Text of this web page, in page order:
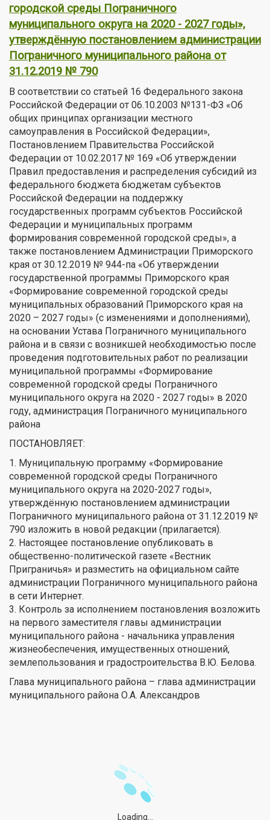
городской среды Пограничного
муниципального округа на 2020 - 2027 годы»,
утверждённую постановлением администрации
Пограничного муниципального района от
31.12.2019 № 790
В соответствии со статьей 16 Федерального закона
Российской Федерации от 06.10.2003 №131-ФЗ «Об
общих принципах организации местного
самоуправления в Российской Федерации»,
Постановлением Правительства Российской
Федерации от 10.02.2017 № 169 «Об утверждении
Правил предоставления и распределения субсидий из
федерального бюджета бюджетам субъектов
Российской Федерации на поддержку
государственных программ субъектов Российской
Федерации и муниципальных программ
формирования современной городской среды», а
также постановлением Администрации Приморского
края от 30.12.2019 № 944-па «Об утверждении
государственной программы Приморского края
«Формирование современной городской среды
муниципальных образований Приморского края на
2020 – 2027 годы» (с изменениями и дополнениями),
на основании Устава Пограничного муниципального
района и в связи с возникшей необходимостью после
проведения подготовительных работ по реализации
муниципальной программы «Формирование
современной городской среды Пограничного
муниципального округа на 2020 - 2027 годы» в 2020
году, администрация Пограничного муниципального
района
ПОСТАНОВЛЯЕТ:
1. Муниципальную программу «Формирование
современной городской среды Пограничного
муниципального округа на 2020-2027 годы»,
утверждённую постановлением администрации
Пограничного муниципального района от 31.12.2019 №
790 изложить в новой редакции (прилагается).
2. Настоящее постановление опубликовать в
общественно-политической газете «Вестник
Приграничья» и разместить на официальном сайте
администрации Пограничного муниципального района
в сети Интернет.
3. Контроль за исполнением постановления возложить
на первого заместителя главы администрации
муниципального района - начальника управления
жизнеобеспечения, имущественных отношений,
землепользования и градостроительства В.Ю. Белова.
Глава муниципального района – глава администрации
муниципального района О.А. Александров
Loading...